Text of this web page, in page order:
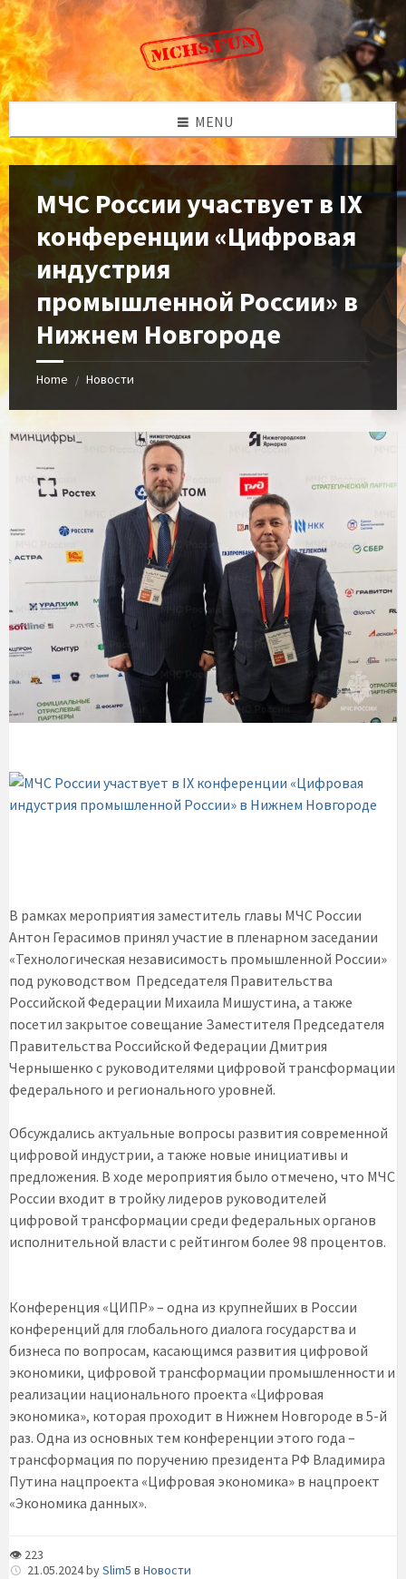
Skip
to
content
Skip
to
left
sidebar
Skip
to
footer
MENU
МЧС России участвует в IX
конференции «Цифровая
индустрия
промышленной России» в
Нижнем Новгороде
Home / Новости
В рамках мероприятия заместитель главы МЧС России
Антон Герасимов принял участие в пленарном заседании
«Технологическая независимость промышленной России»
под руководством Председателя Правительства
Российской Федерации Михаила Мишустина, а также
посетил закрытое совещание Заместителя Председателя
Правительства Российской Федерации Дмитрия
Чернышенко с руководителями цифровой трансформации
федерального и регионального уровней.
Обсуждались актуальные вопросы развития современной
цифровой индустрии, а также новые инициативы и
предложения. В ходе мероприятия было отмечено, что МЧС
России входит в тройку лидеров руководителей
цифровой трансформации среди федеральных органов
исполнительной власти с рейтингом более 98 процентов.
Конференция «ЦИПР» – одна из крупнейших в России
конференций для глобального диалога государства и
бизнеса по вопросам, касающимся развития цифровой
экономики, цифровой трансформации промышленности и
реализации национального проекта «Цифровая
экономика», которая проходит в Нижнем Новгороде в 5-й
раз. Одна из основных тем конференции этого года –
трансформация по поручению президента РФ Владимира
Путина нацпроекта «Цифровая экономика» в нацпроект
«Экономика данных».
👁 223
21.05.2024bySlim5 в Новости